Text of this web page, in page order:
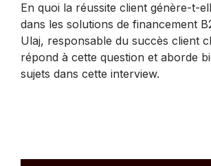
En quoi la réussite client génère-t-
dans les solutions de financement
Ulaj, responsable du succès client
répond à cette question et aborde
sujets dans cette interview.